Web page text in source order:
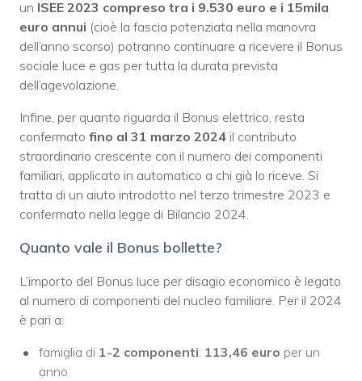
un ISEE 2023 compreso tra i 9.530 euro e i 15mila
euro annui (cioè la fascia potenziata nella manovra
dell’anno scorso) potranno continuare a ricevere il Bonus
sociale luce e gas per tutta la durata prevista
dell’agevolazione.
Infine, per quanto riguarda il Bonus elettrico, resta
confermato fino al 31 marzo 2024 il contributo
straordinario crescente con il numero dei componenti
familiari, applicato in automatico a chi già lo riceve. Si
tratta di un aiuto introdotto nel terzo trimestre 2023 e
confermato nella legge di Bilancio 2024.
Quanto vale il Bonus bollette?
L’importo del Bonus luce per disagio economico è legato
al numero di componenti del nucleo familiare. Per il 2024
è pari a:
famiglia di 1-2 componenti: 113,46 euro per un
anno